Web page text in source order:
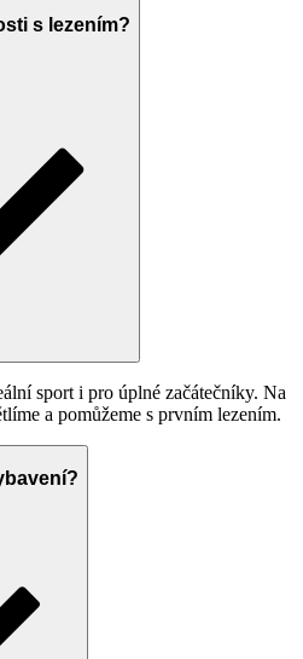
s lezením?
sport i pro úplné začátečníky. Na
a pomůžeme s prvním lezením.